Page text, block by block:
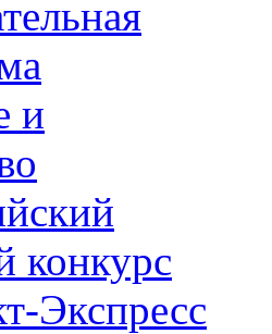
и
конкурс
Экспресс